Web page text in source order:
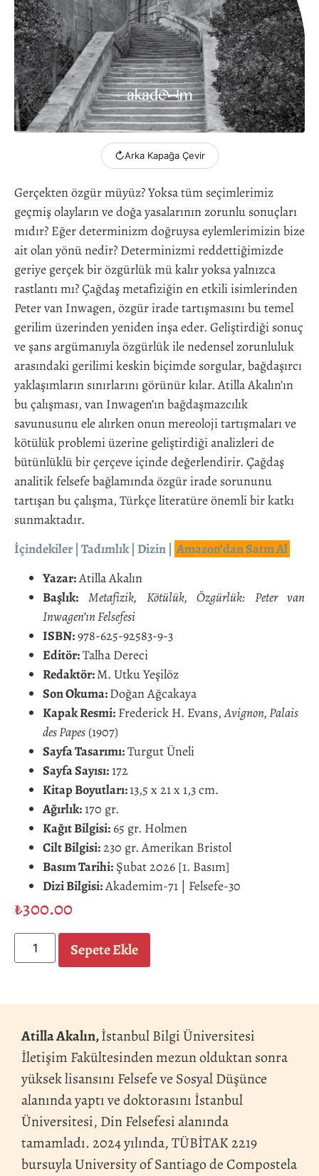
↻Arka Kapağa Çevir
Gerçekten özgür müyüz? Yoksa tüm seçimlerimiz
geçmiş olayların ve doğa yasalarının zorunlu sonuçları
mıdır? Eğer determinizm doğruysa eylemlerimizin bize
ait olan yönü nedir? Determinizmi reddettiğimizde
geriye gerçek bir özgürlük mü kalır yoksa yalnızca
rastlantı mı? Çağdaş metafiziğin en etkili isimlerinden
Peter van Inwagen, özgür irade tartışmasını bu temel
gerilim üzerinden yeniden inşa eder. Geliştirdiği sonuç
ve şans argümanıyla özgürlük ile nedensel zorunluluk
arasındaki gerilimi keskin biçimde sorgular, bağdaşırcı
yaklaşımların sınırlarını görünür kılar. Atilla Akalın’ın
bu çalışması, van Inwagen’ın bağdaşmazcılık
savunusunu ele alırken onun mereoloji tartışmaları ve
kötülük problemi üzerine geliştirdiği analizleri de
bütünlüklü bir çerçeve içinde değerlendirir. Çağdaş
analitik felsefe bağlamında özgür irade sorununu
tartışan bu çalışma, Türkçe literatüre önemli bir katkı
sunmaktadır.
İçindekiler | Tadımlık | Dizin | Amazon’dan Satın Al
Yazar:Atilla Akalın
Başlık:
Metafizik, Kötülük, Özgürlük: Peter van
Inwagen’ın Felsefesi
ISBN:978-625-92583-9-3
Editör:Talha Dereci
Redaktör:M. Utku Yeşilöz
Son Okuma:Doğan Ağcakaya
Kapak Resmi: Frederick H. Evans,Avignon, Palais
des Papes (1907)
Sayfa Tasarımı:Turgut Üneli
Sayfa Sayısı:172
Kitap Boyutları:13,5 x 21 x 1,3 cm.
Ağırlık:170 gr.
Kağıt Bilgisi: 65 gr. Holmen
Cilt Bilgisi:230 gr. Amerikan Bristol
Basım Tarihi: Şubat 2026 [1. Basım]
Dizi Bilgisi:Akademim-71 | Felsefe-30
₺300.00
Sepete Ekle
Atilla Akalın,İstanbul Bilgi Üniversitesi
İletişim Fakültesinden mezun olduktan sonra
yüksek lisansını Felsefe ve Sosyal Düşünce
alanında yaptı ve doktorasını İstanbul
Üniversitesi, Din Felsefesi alanında
tamamladı. 2024 yılında, TÜBİTAK 2219
bursuyla University of Santiago de Compostela